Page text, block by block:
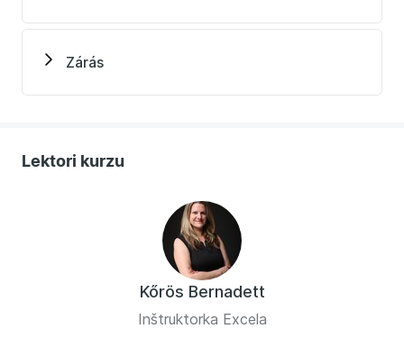
Zárás
Lektori kurzu
Kőrös Bernadett
Inštruktorka Excela